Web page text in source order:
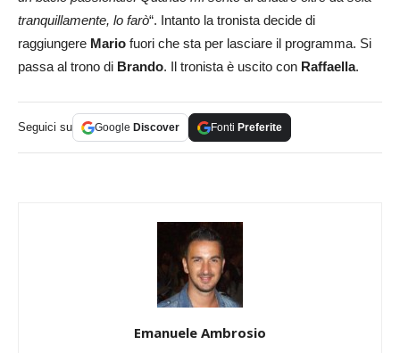
tranquillamente, lo farò“. Intanto la tronista decide di
raggiungere Mario fuori che sta per lasciare il programma. Si
passa al trono di Brando. Il tronista è uscito con Raffaella.
Seguici su Google Discover Fonti Preferite
Emanuele Ambrosio